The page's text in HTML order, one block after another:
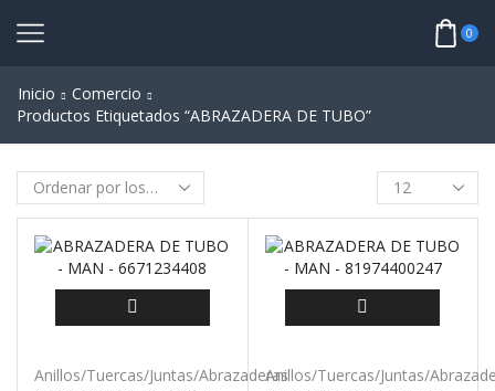
0
Inicio
Comercio
Productos Etiquetados “ABRAZADERA DE TUBO”
Anillos/Tuercas/Juntas/AbrazaderasAnillos/Tuercas/Juntas/